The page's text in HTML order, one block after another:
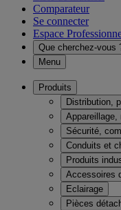
Comparateur
Se connecter
Espace
Que cherchez-vous
Menu
Produits
Distribution,
Appareillage,
Sécurité,
Conduits et
Produits
Accessoires
Eclairage
Pièces